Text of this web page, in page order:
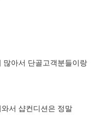
많아서 단골고객분들이랑
서 샵컨디션은 정말